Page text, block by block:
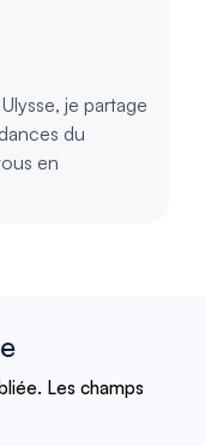
je partage
du
en
Les champs